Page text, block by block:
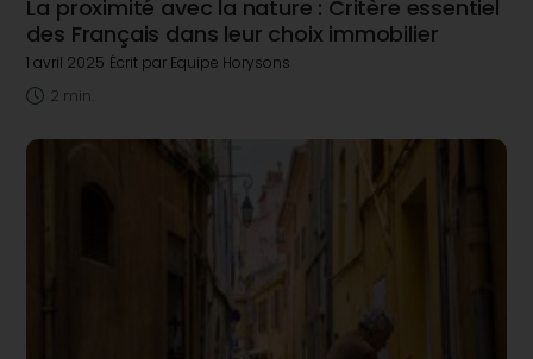
La proximité avec la nature : Critère essentiel
des Français dans leur choix immobilier
1 avril 2025 Écrit par Equipe Horysons
2 min.